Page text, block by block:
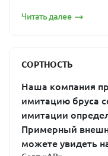
Материал такого
возможность
Для внутреннего
тонкие доски. В
создает мягкий,
помещения.
Практичность и
Имитация бруса из
Читать далее
СОРТНОСТЬ
Наша компания
имитацию бруса
имитации
Примерный
можете увидеть